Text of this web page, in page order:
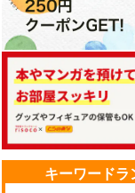
サンプル
作品詳細
キーワード